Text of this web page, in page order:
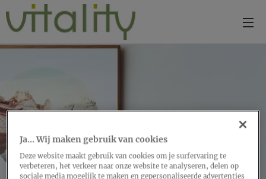
Ja... Wij maken gebruik van cookies
Deze website maakt gebruik van cookies om je surfervaring te
verbeteren, het verkeer naar onze website te analyseren, delen op
sociale media mogelijk te maken en gepersonaliseerde advertenties